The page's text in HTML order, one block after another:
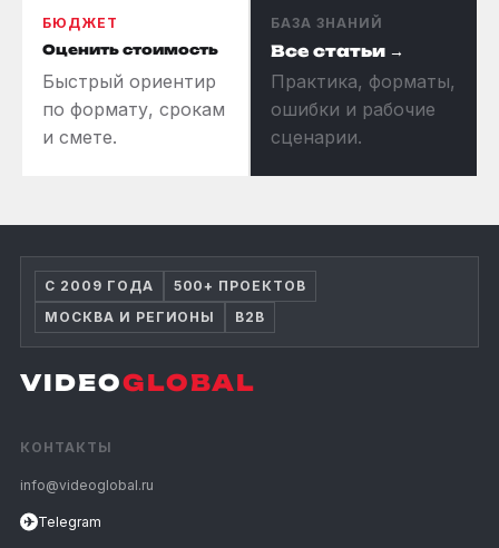
БЮДЖЕТ
Оценить стоимость
Быстрый ориентир
по формату, срокам
и смете.
БАЗА ЗНАНИЙ
Все статьи →
Практика, форматы,
ошибки и рабочие
сценарии.
С 2009 ГОДА
500+ ПРОЕКТОВ
МОСКВА И РЕГИОНЫ
B2B
VIDEOGLOBAL
КОНТАКТЫ
info@videoglobal.ru
✈ Telegram